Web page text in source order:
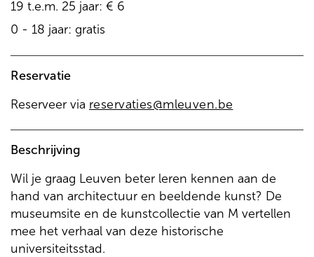
19 t.e.m. 25 jaar: € 6
0 - 18 jaar: gratis
Reservatie
Reserveer via reservaties@mleuven.be
Beschrijving
Wil je graag Leuven beter leren kennen aan de
hand van architectuur en beeldende kunst? De
museumsite en de kunstcollectie van M vertellen
mee het verhaal van deze historische
universiteitsstad.